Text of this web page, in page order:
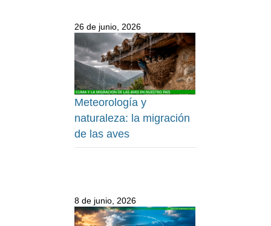
26 de junio, 2026
Meteorología y
naturaleza: la migración
de las aves
8 de junio, 2026